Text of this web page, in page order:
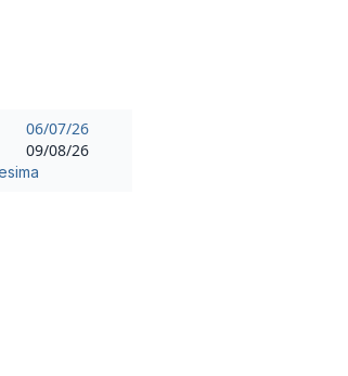
06/07/26
09/08/26